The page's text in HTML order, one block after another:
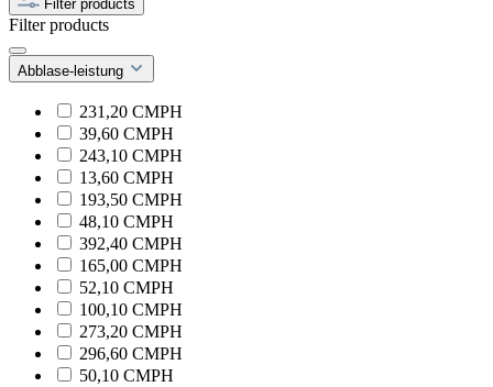
Filter products
Filter products
Abblase-leistung
231,20 CMPH
39,60 CMPH
243,10 CMPH
13,60 CMPH
193,50 CMPH
48,10 CMPH
392,40 CMPH
165,00 CMPH
52,10 CMPH
100,10 CMPH
273,20 CMPH
296,60 CMPH
50,10 CMPH